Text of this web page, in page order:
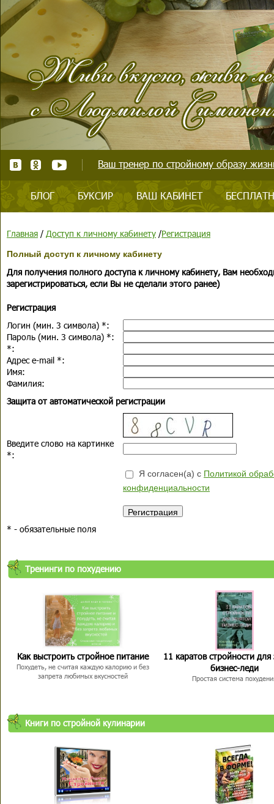
Ваш тренер по стройному образу
БЛОГ БУКСИР ВАШ КАБИНЕТ
Главная / Доступ к личному кабинету /Регистрация
Полный доступ к личному кабинету
Для получения полного доступа к личному кабинету, Вам
зарегистрироваться, если Вы не сделали этого ранее)
Регистрация
Логин (мин. 3 символа) *:
Пароль (мин. 3 символа) *:
*:
Адрес e-mail *:
Имя:
Фамилия:
Защита от автоматической регистрации
Введите слово на картинке
*:
Я согласен(а) с Политикой
конфиденциальности
* - обязательные поля
Тренинги по похудению
Как выстроить стройное питание
Похудеть, не считая каждую калорию и без
запрета любимых вкусностей
11 каратов стройности для
бизнес-леди
Простая система
Книги по стройной кулинарии